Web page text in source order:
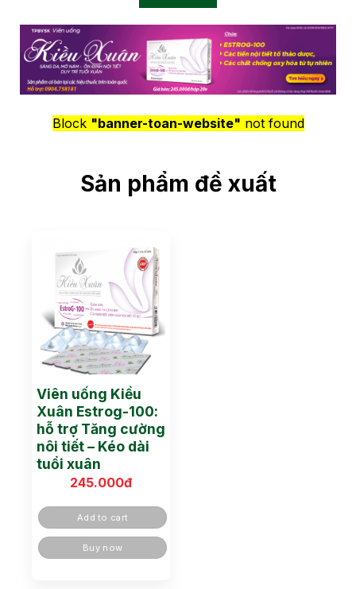
Block "banner-toan-website" not found
Sản phẩm đề xuất
Viên uống Kiều
Xuân Estrog-100:
hỗ trợ Tăng cường
nôi tiết – Kéo dài
tuổi xuân
245.000đ
Add to cart
Buy now